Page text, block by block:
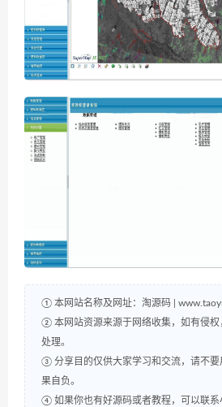
① 本网站名称及网址：淘源码 |
② 本网站资源来源于网络收集，如有侵权
处理。
③ 分享目的仅供大家学习和交流，请不要
果自负。
④ 如果你也有好源码或者教程，可以联系